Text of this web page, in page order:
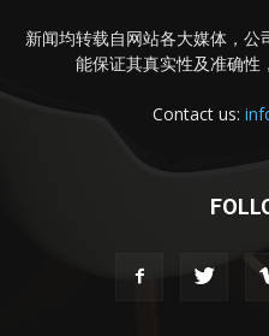
新闻均转载自网站各大媒体，
能保证其真实性及准确性
Contact us: